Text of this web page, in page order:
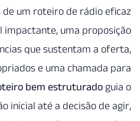
Os elementos essenciais de
incluem um gancho inicial
de valor clara, evidências
gatilhos emocionais
ação inequívoca.Um roteiro
ouvinte da atenção